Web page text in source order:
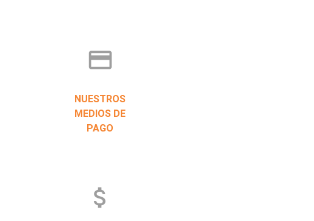
credit_card
NUESTROS
MEDIOS DE
PAGO
attach_money